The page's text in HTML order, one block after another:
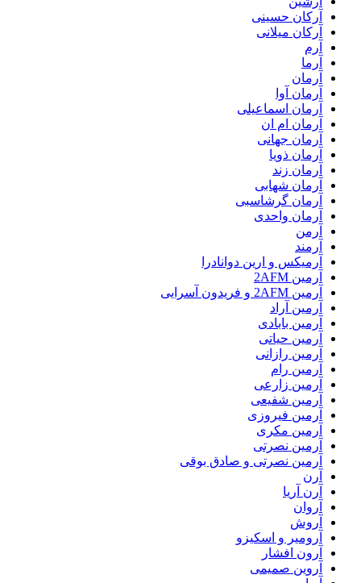
آرکان حسینی
آرکان میلانی
آرم
آرما
آرمان
آرمان آوا
آرمان اسماعیلی
آرمان ام ان
آرمان جهانی
آرمان ذویا
آرمان زند
آرمان شهابی
آرمان گرشاسبی
آرمان واحدی
آرمن
آرمند
آرمیکس و ارین دوانادرا
آرمین 2AFM
آرمین 2AFM و فریدون آسرایی
آرمین آراد
آرمین بابادی
آرمین حیاتی
آرمین رازانی
آرمین رام
آرمین زارعی
آرمین شفیعی
آرمین فیروزی
آرمین مکری
آرمین نصرتی
آرمین نصرتی و صادق بوقی
آرن
آرن آریا
آروان
آروش
آرومیر و اسکیزو
آرون افشار
آروین صمیمی